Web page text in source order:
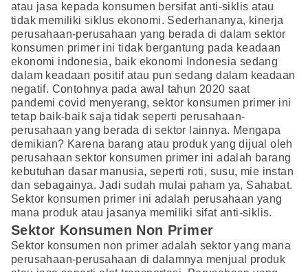
atau jasa kepada konsumen bersifat anti-siklis atau
tidak memiliki siklus ekonomi. Sederhananya, kinerja
perusahaan-perusahaan yang berada di dalam sektor
konsumen primer ini tidak bergantung pada keadaan
ekonomi indonesia, baik ekonomi Indonesia sedang
dalam keadaan positif atau pun sedang dalam keadaan
negatif. Contohnya pada awal tahun 2020 saat
pandemi covid menyerang, sektor konsumen primer ini
tetap baik-baik saja tidak seperti perusahaan-
perusahaan yang berada di sektor lainnya. Mengapa
demikian? Karena barang atau produk yang dijual oleh
perusahaan sektor konsumen primer ini adalah barang
kebutuhan dasar manusia, seperti roti, susu, mie instan
dan sebagainya. Jadi sudah mulai paham ya, Sahabat.
Sektor konsumen primer ini adalah perusahaan yang
mana produk atau jasanya memiliki sifat anti-siklis.
Sektor Konsumen Non Primer
Sektor konsumen non primer adalah sektor yang mana
perusahaan-perusahaan di dalamnya menjual produk